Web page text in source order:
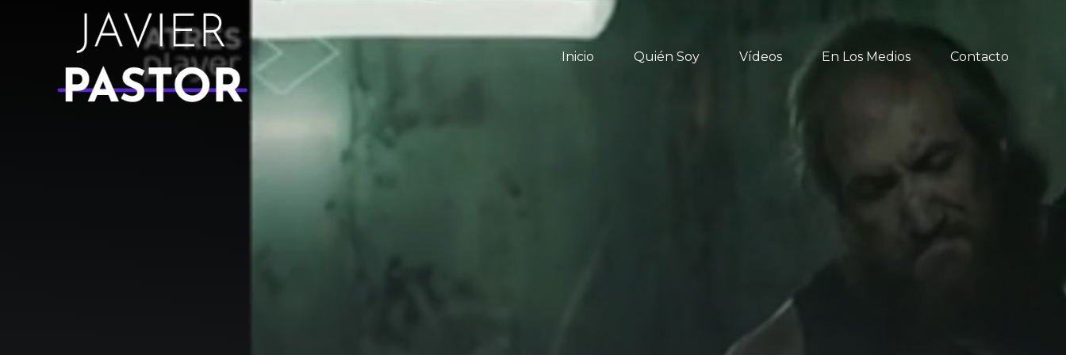
Inicio Quién Soy Vídeos En Los Medios Contacto